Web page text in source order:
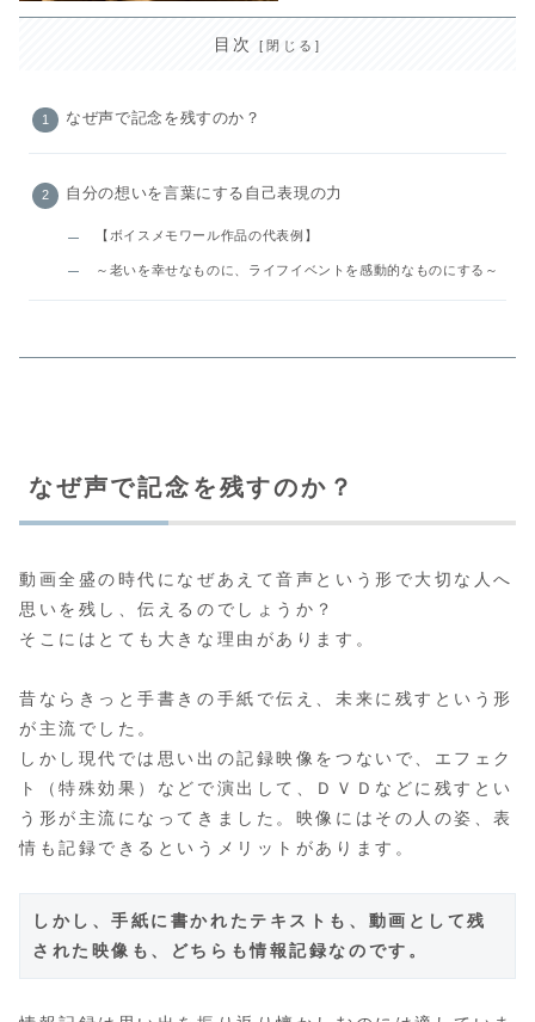
目次
なぜ声で記念を残すのか？
自分の想いを言葉にする自己表現の力
【ボイスメモワール作品の代表例】
～老いを幸せなものに、ライフイベントを感動的なものにする～
なぜ声で記念を残すのか？
動画全盛の時代になぜあえて音声という形で大切な人へ
思いを残し、伝えるのでしょうか？
そこにはとても大きな理由があります。
昔ならきっと手書きの手紙で伝え、未来に残すという形
が主流でした。
しかし現代では思い出の記録映像をつないで、エフェク
ト（特殊効果）などで演出して、ＤＶＤなどに残すとい
う形が主流になってきました。映像にはその人の姿、表
情も記録できるというメリットがあります。
しかし、手紙に書かれたテキストも、動画として残
された映像も、どちらも情報記録なのです。